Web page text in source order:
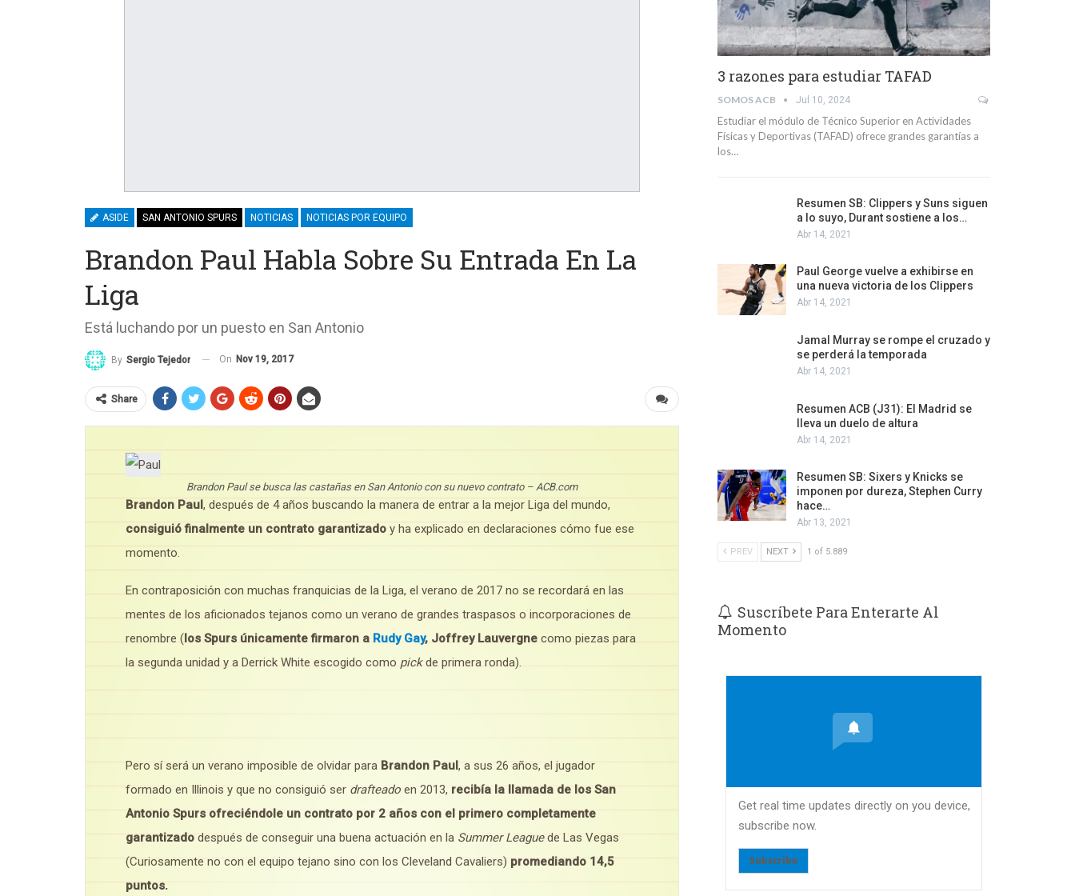
ASIDE SAN ANTONIO SPURS NOTICIAS NOTICIAS POR EQUIPO
Brandon Paul Habla Sobre Su Entrada En La
Liga
Está luchando por un puesto en San Antonio
By Sergio Tejedor On Nov 19, 2017
Share
Brandon Paul se busca las castañas en San Antonio con su nuevo contrato – ACB.com
Brandon Paul, después de 4 años buscando la manera de entrar a la mejor Liga del mundo,
consiguió finalmente un contrato garantizado y ha explicado en declaraciones cómo fue ese
momento.
En contraposición con muchas franquicias de la Liga, el verano de 2017 no se recordará en las
mentes de los aficionados tejanos como un verano de grandes traspasos o incorporaciones de
renombre (los Spurs únicamente firmaron a Rudy Gay, Joffrey Lauvergne como piezas para
la segunda unidad y a Derrick White escogido como pickde primera ronda).
Pero sí será un verano imposible de olvidar para Brandon Paul, a sus 26 años, el jugador
formado en Illinois y que no consiguió ser drafteado en 2013, recibía la llamada de los San
Antonio Spurs ofreciéndole un contrato por 2 años con el primero completamente
garantizado después de conseguir una buena actuación en la Summer Leaguede Las Vegas
(Curiosamente no con el equipo tejano sino con los Cleveland Cavaliers) promediando 14,5
puntos.
3 razones para estudiar TAFAD
SOMOS ACB Jul 10, 2024
Estudiar el módulo de Técnico Superior en Actividades
Físicas y Deportivas (TAFAD) ofrece grandes garantías a
los…
Resumen SB: Clippers y Suns siguen
a lo suyo, Durant sostiene a los…
Abr 14, 2021
Paul George vuelve a exhibirse en
una nueva victoria de los Clippers
Abr 14, 2021
Jamal Murray se rompe el cruzado y
se perderá la temporada
Abr 14, 2021
Resumen ACB (J31): El Madrid se
lleva un duelo de altura
Abr 14, 2021
Resumen SB: Sixers y Knicks se
imponen por dureza, Stephen Curry
hace…
Abr 13, 2021
PREV NEXT 1 of 5.889
Suscríbete Para Enterarte Al
Momento
Get real time updates directly on you device,
subscribe now.
Subscribe